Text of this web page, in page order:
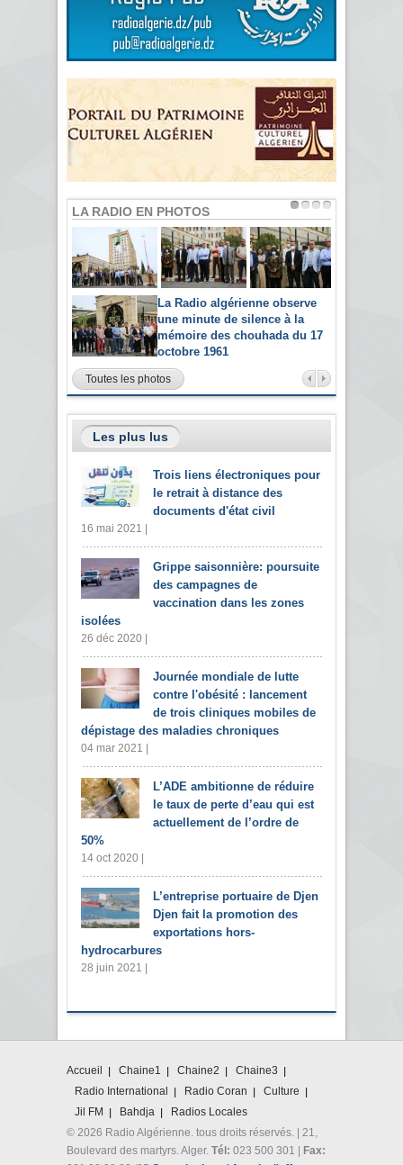
LA RADIO EN PHOTOS
La Radio algérienne observe
une minute de silence à la
mémoire des chouhada du 17
octobre 1961
Toutes les photos
Les plus lus
Trois liens électroniques pour
le retrait à distance des
documents d'état civil
16 mai 2021 |
Grippe saisonnière: poursuite
des campagnes de
vaccination dans les zones
isolées
26 déc 2020 |
Journée mondiale de lutte
contre l'obésité : lancement
de trois cliniques mobiles de
dépistage des maladies chroniques
04 mar 2021 |
L’ADE ambitionne de réduire
le taux de perte d’eau qui est
actuellement de l’ordre de
50%
14 oct 2020 |
L’entreprise portuaire de Djen
Djen fait la promotion des
exportations hors-
hydrocarbures
28 juin 2021 |
Accueil Chaine1 Chaine2
Chaine3
Radio International
Radio Coran
Culture
Jil FM
Bahdja
Radios Locales
© 2026 Radio Algérienne. tous droits réservés. | 21,
Boulevard des martyrs. Alger. Tél: 023 500 301 | Fax: